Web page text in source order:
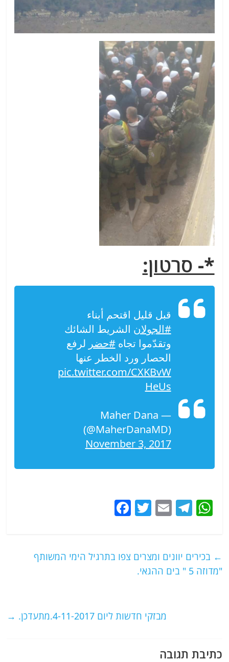
*- סרטון:
قبل قليل اقتحم أبناء
#الجولان الشريط الشائك
وتقدّموا تجاه#حضر لرفع
الحصار ورد الخطر عنها
pic.twitter.com/CXKBvW
HeUs
— Maher Dana
(@MaherDanaMD)
November 3, 2017
W
s
A
T
g
ra
E
l
T
er
e
k
← בכירים יוונים ומצרים צפו בתרגיל הימי המשותף
"מדוזה 5 " בים ההגאי.
מבזקי חדשות ליום 4-11-2017.מתעדכן. →
כתיבת תגובה